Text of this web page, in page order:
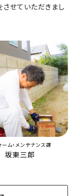
させていただきまし
ーム・メンテナンス課
坂東三郎